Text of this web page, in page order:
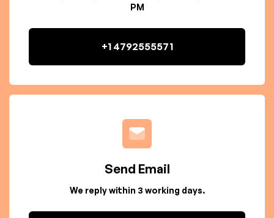
PM
+1 4792555571
Send Email
We reply within 3 working days.